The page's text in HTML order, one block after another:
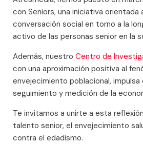
con Seniors, una iniciativa orientada
conversación social en torno a la
activo de las personas senior en la
Además, nuestro Centro de
con una aproximación positiva al
envejecimiento poblacional, impulsa
seguimiento y medición de la
Te invitamos a unirte a esta
talento senior, el envejecimiento
contra el edadismo.